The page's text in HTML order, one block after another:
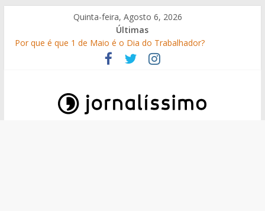
content
Quinta-feira, Agosto 6, 2026
Últimas
Por que é que 1 de Maio é o Dia do Trabalhador?
25 Perguntas sobre o 25 de Abril
Como surgiram os gelados?
10 de Junho, Dia de Portugal: a história, as origens, o que se